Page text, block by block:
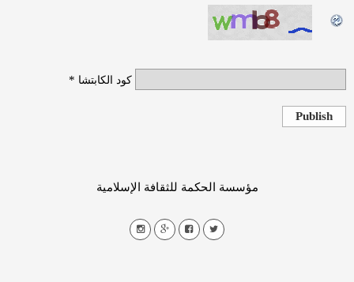
كود الكابتشا *
Publish
مؤسسة الحكمة للثقافة الإسلامية